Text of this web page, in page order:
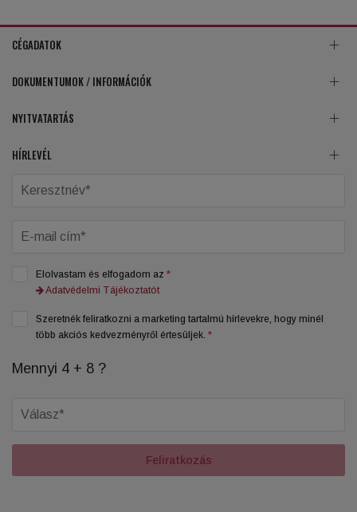
CÉGADATOK
DOKUMENTUMOK / INFORMÁCIÓK
NYITVATARTÁS
HÍRLEVÉL
Elolvastam és elfogadom az *
Adatvédelmi Tájékoztatót
Szeretnék feliratkozni a marketing tartalmú hírlevekre, hogy minél
több akciós kedvezményről értesüljek. *
Mennyi 4 + 8 ?